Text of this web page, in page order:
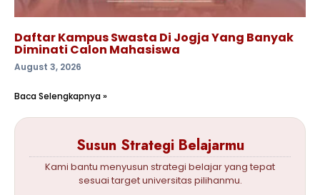
Daftar Kampus Swasta Di Jogja Yang Banyak
Diminati Calon Mahasiswa
August 3, 2026
Baca Selengkapnya »
Susun Strategi Belajarmu
Kami bantu menyusun strategi belajar yang tepat
sesuai target universitas pilihanmu.